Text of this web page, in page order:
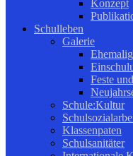
Konzept
Schulleben
Galerie
Feste
Schule:Kultur
Klassenpaten
Schulsanitäter